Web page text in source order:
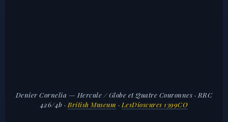
Denier Cornelia — Hercule / Globe et Quatre Couronnes · RRC
426/4b · British Museum · LesDioscures 1399CO